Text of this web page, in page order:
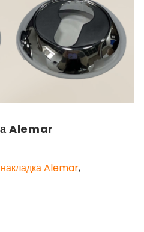
Alemar
Alemar,